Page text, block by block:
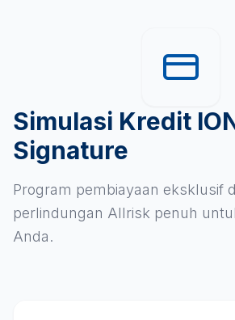
Simulasi Kredit
Signature
Program pembiayaan eksklusif
perlindungan Allrisk penuh
Anda.